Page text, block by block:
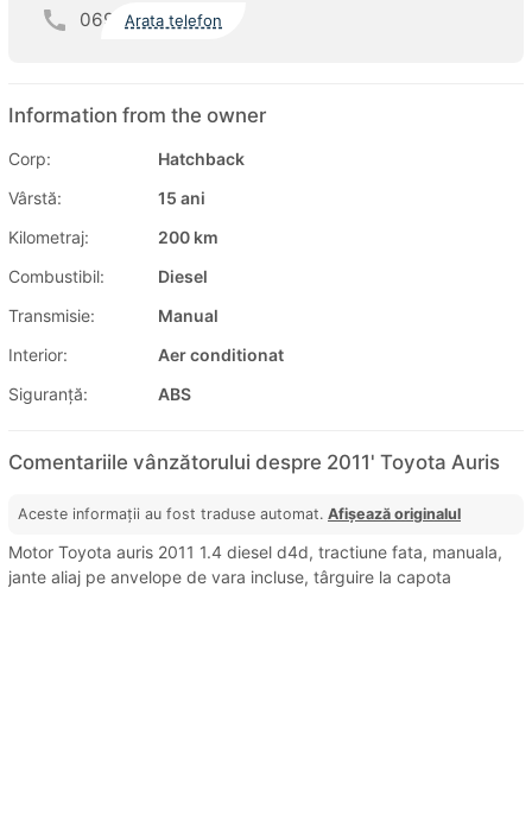
069 Arata telefon
Information from the owner
Corp:
Hatchback
Vârstă:
15 ani
Kilometraj:
200 km
Combustibil:
Diesel
Transmisie:
Manual
Interior:
Aer conditionat
Siguranţă:
ABS
Comentariile vânzătorului despre 2011' Toyota Auris
Aceste informații au fost traduse automat. Afișează originalul
Motor Toyota auris 2011 1.4 diesel d4d, tractiune fata, manuala,
jante aliaj pe anvelope de vara incluse, târguire la capota